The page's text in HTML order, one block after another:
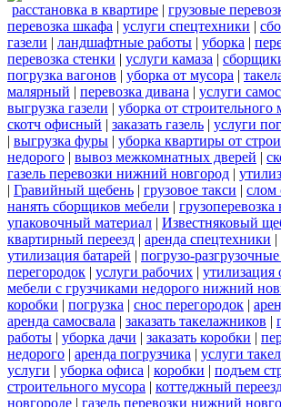
расстановка в квартире | грузовые
перевозка шкафа | услуги спецтехники |
газели | ландшафтные работы | уборка |
перевозка стенки | услуги камаза |
погрузка вагонов | уборка от мусора |
малярный | перевозка дивана | услуги
выгрузка газели | уборка от строительного
скотч офисный | заказать газель | услуги
| выгрузка фуры | уборка квартиры от
недорого | вывоз межкомнатных дверей |
газель перевозки нижний новгород |
| Гравийный щебень | грузовое такси | слом
нанять сборщиков мебели |
упаковочный материал | Известняковый
квартирный переезд | аренда спецтехники |
утилизация батарей | погрузо-
перегородок | услуги рабочих | утилизация
мебели с грузчиками недорого нижний
коробки | погрузка | снос перегородок |
аренда самосвала | заказать такелажников |
работы | уборка дачи | заказать коробки |
недорого | аренда погрузчика | услуги
услуги | уборка офиса | коробки | подъем
строительного мусора | коттеджный
новгороде | газель перевозки нижний